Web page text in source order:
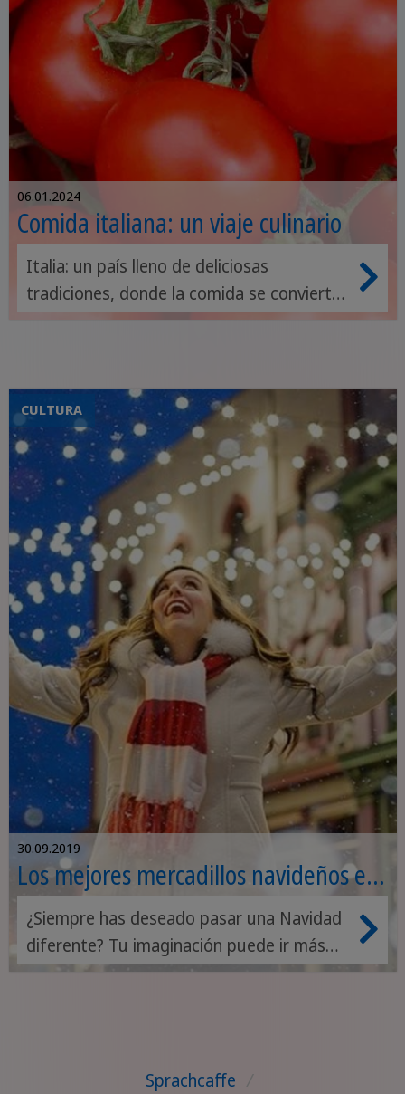
06.01.2024
Comida italiana: un viaje culinario
Italia: un país lleno de deliciosas
tradiciones, donde la comida se convierte
en una verdadera forma de arte. La
puedes resistirte. En este artículo, te
invitamos a descubrir la espléndida
gastronomía de Italia y dejarte encantar
por sus ricas tradiciones y sus irresistibles
platos. Acompáñanos en un viaje al mundo
de la comida italiana y déjate inspirar para
saborear los aromas de Italia por ti
mismo. Juntos nos sumergiremos en un
mundo lleno de sabor y placer: ¿estás listo
para explorar los secretos de la cocina
italiana?
CULTURA
30.09.2019
Los mejores mercadillos navideños en
Europa
¿Siempre has deseado pasar una Navidad
diferente? Tu imaginación puede ir más
allá y elegir un destino europeo donde la
experiencia inolvidable. De por sí esta
Sprachcaffe /